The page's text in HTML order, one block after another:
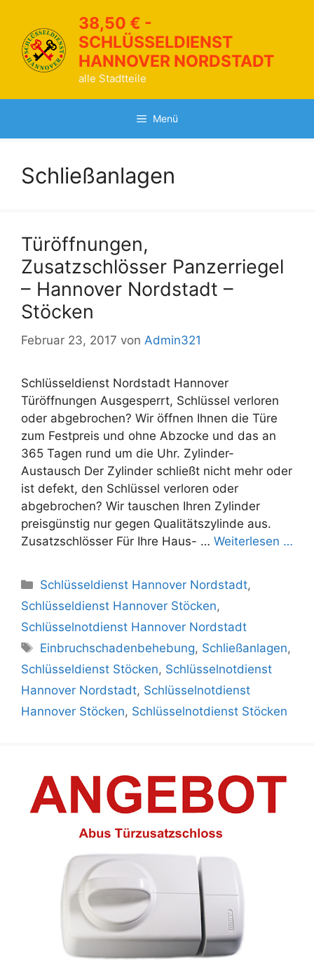
springen
38,50 € -
SCHLÜSSELDIENST
HANNOVER NORDSTADT
alle Stadtteile
Menü
Schließanlagen
Türöffnungen,
Zusatzschlösser Panzerriegel
– Hannover Nordstadt –
Stöcken
Februar 23, 2017 von Admin321
Schlüsseldienst Nordstadt Hannover
Türöffnungen Ausgesperrt, Schlüssel verloren
oder abgebrochen? Wir öffnen Ihnen die Türe
zum Festpreis und ohne Abzocke und das an
365 Tagen rund um die Uhr. Zylinder-
Austausch Der Zylinder schließt nicht mehr oder
ist defekt, den Schlüssel verloren oder
abgebrochen? Wir tauschen Ihren Zylinder
preisgünstig nur gegen Qualitätszylinde aus.
Zusatzschlösser Für Ihre Haus- … Weiterlesen …
Kategorien
Schlüsseldienst Hannover Nordstadt,
Schlüsseldienst Hannover Stöcken,
Schlüsselnotdienst Hannover Nordstadt
Schlagwörter
Einbruchschadenbehebung, Schließanlagen,
Schlüsseldienst Stöcken, Schlüsselnotdienst
Hannover Nordstadt, Schlüsselnotdienst
Hannover Stöcken, Schlüsselnotdienst Stöcken